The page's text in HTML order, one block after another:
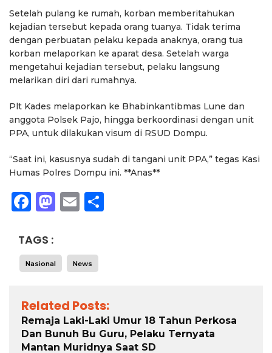
Setelah pulang ke rumah, korban memberitahukan
kejadian tersebut kepada orang tuanya. Tidak terima
dengan perbuatan pelaku kepada anaknya, orang tua
korban melaporkan ke aparat desa. Setelah warga
mengetahui kejadian tersebut, pelaku langsung
melarikan diri dari rumahnya.
Plt Kades melaporkan ke Bhabinkantibmas Lune dan
anggota Polsek Pajo, hingga berkoordinasi dengan unit
PPA, untuk dilakukan visum di RSUD Dompu.
“Saat ini, kasusnya sudah di tangani unit PPA,” tegas Kasi
Humas Polres Dompu ini. **Anas**
Facebook
Mastodon
Email
TAGS :
Nasional News
Related Posts:
Remaja Laki-Laki Umur 18 Tahun Perkosa
Dan Bunuh Bu Guru, Pelaku Ternyata
Mantan Muridnya Saat SD